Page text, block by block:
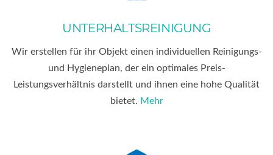
UNTERHALTSREINIGUNG
Wir erstellen für ihr Objekt einen individuellen Reinigungs-
und Hygieneplan, der ein optimales Preis-
Leistungsverhältnis darstellt und ihnen eine hohe Qualität
bietet. Mehr